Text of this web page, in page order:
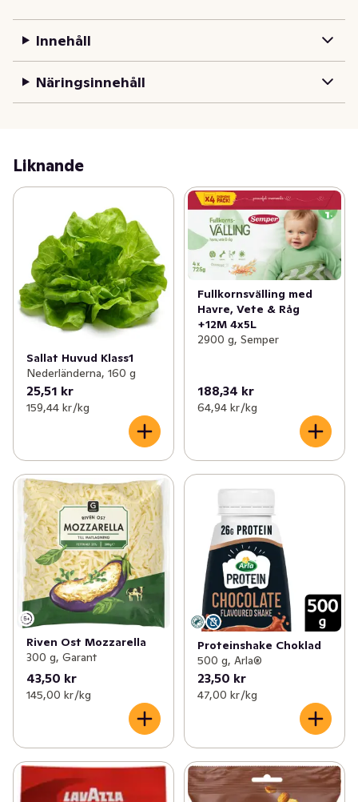
Innehåll
Näringsinnehåll
Liknande
Sallat Huvud Klass1
Nederländerna, 160 g
25,51 kr
159,44 kr /kg
Fullkornsvälling med
Havre, Vete & Råg
+12M 4x5L
2900 g, Semper
188,34 kr
64,94 kr /kg
Riven Ost Mozzarella
300 g, Garant
43,50 kr
145,00 kr /kg
Proteinshake Choklad
500 g, Arla®
23,50 kr
47,00 kr /kg